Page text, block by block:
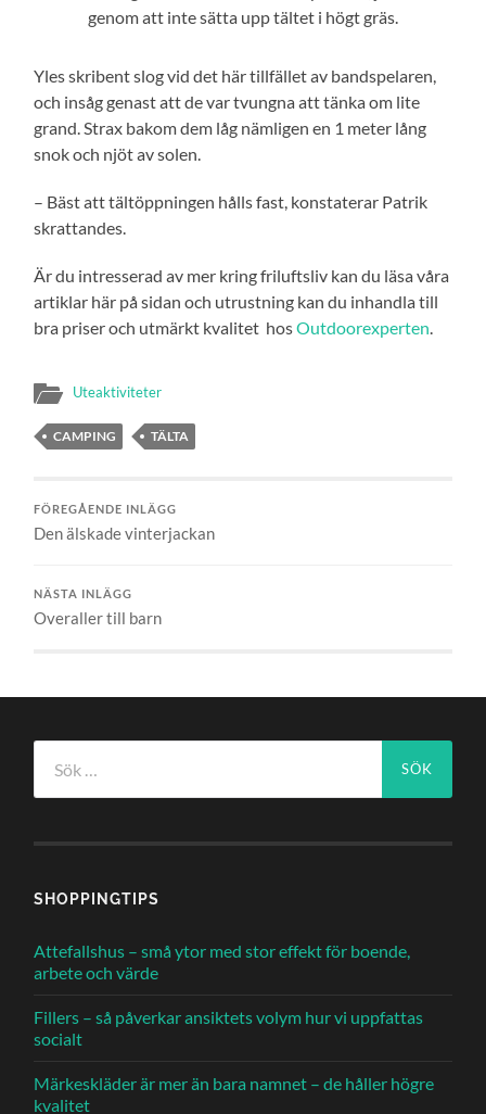
genom att inte sätta upp tältet i högt gräs.
Yles skribent slog vid det här tillfället av bandspelaren,
och insåg genast att de var tvungna att tänka om lite
grand. Strax bakom dem låg nämligen en 1 meter lång
snok och njöt av solen.
– Bäst att tältöppningen hålls fast, konstaterar Patrik
skrattandes.
Är du intresserad av mer kring friluftsliv kan du läsa våra
artiklar här på sidan och utrustning kan du inhandla till
bra priser och utmärkt kvalitet hosOutdoorexperten
Uteaktiviteter
CAMPING TÄLTA
FÖREGÅENDE INLÄGG
Den älskade vinterjackan
NÄSTA INLÄGG
Overaller till barn
efter:
SHOPPINGTIPS
Attefallshus – små ytor med stor effekt för boende,
arbete och värde
Fillers – så påverkar ansiktets volym hur vi uppfattas
socialt
Märkeskläder är mer än bara namnet – de håller högre
kvalitet